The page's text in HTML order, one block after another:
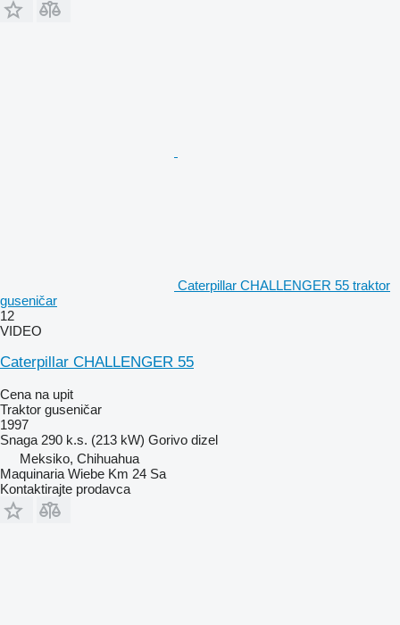
Caterpillar CHALLENGER 55 traktor
guseničar
12
VIDEO
Caterpillar CHALLENGER 55
Cena na upit
Traktor guseničar
1997
Snaga 290 k.s. (213 kW) Gorivo dizel
Meksiko, Chihuahua
Maquinaria Wiebe Km 24 Sa
Kontaktirajte prodavca